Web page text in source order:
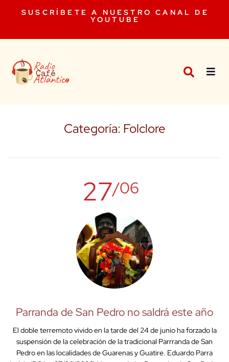
SUSCRÍBETE A NUESTRO CANAL DE
YOUTUBE
Categoría: Folclore
27/06
Parranda de San Pedro no saldrá este año
El doble terremoto vivido en la tarde del 24 de junio ha forzado la
suspensión de la celebración de la tradicional Parrranda de San
Pedro en las localidades de Guarenas y Guatire. Eduardo Parra